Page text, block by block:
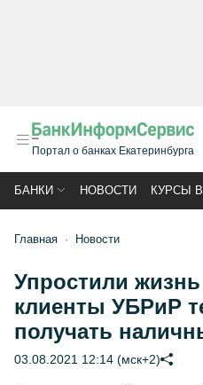
Портал о банках Екатеринбурга
БАНКИ НОВОСТИ КУРСЫ
Главная Новости
Упростили жизнь
клиенты УБРиР
получать
03.08.2021 12:14 (мск+2)